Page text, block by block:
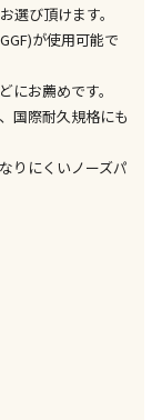
。お手数です
ください
せん。
受取は選択でき
クの商品のみ
いては、当日に
手続きを行う
ございます。
期休業期間中
。
選び頂けます。
が使用可能で
お薦めです。
国際耐久規格にも
りにくいノーズパ